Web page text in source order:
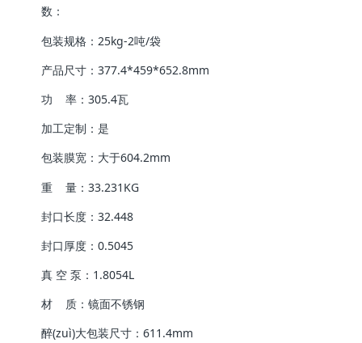
数：
包装规格：25kg-2吨/袋
产品尺寸：377.4*459*652.8mm
功 率：305.4瓦
加工定制：是
包装膜宽：大于604.2mm
重 量：33.231KG
封口长度：32.448
封口厚度：0.5045
真 空 泵：1.8054L
材 质：镜面不锈钢
醉(zuì)大包装尺寸：611.4mm